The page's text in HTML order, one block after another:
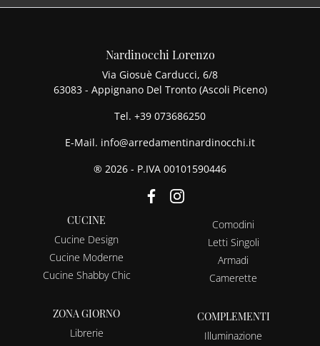
Nardinocchi Lorenzo
Via Giosuè Carducci, 6/8
63083 - Appignano Del Tronto (Ascoli Piceno)
Tel. +39 073686250
E-Mail. info@arredamentinardinocchi.it
® 2026 - P.IVA 00101590446
CUCINE
Cucine Design
Cucine Moderne
Cucine Shabby Chic
ZONA GIORNO
Librerie
Comodini
Letti Singoli
Armadi
Camerette
COMPLEMENTI
Illuminazione